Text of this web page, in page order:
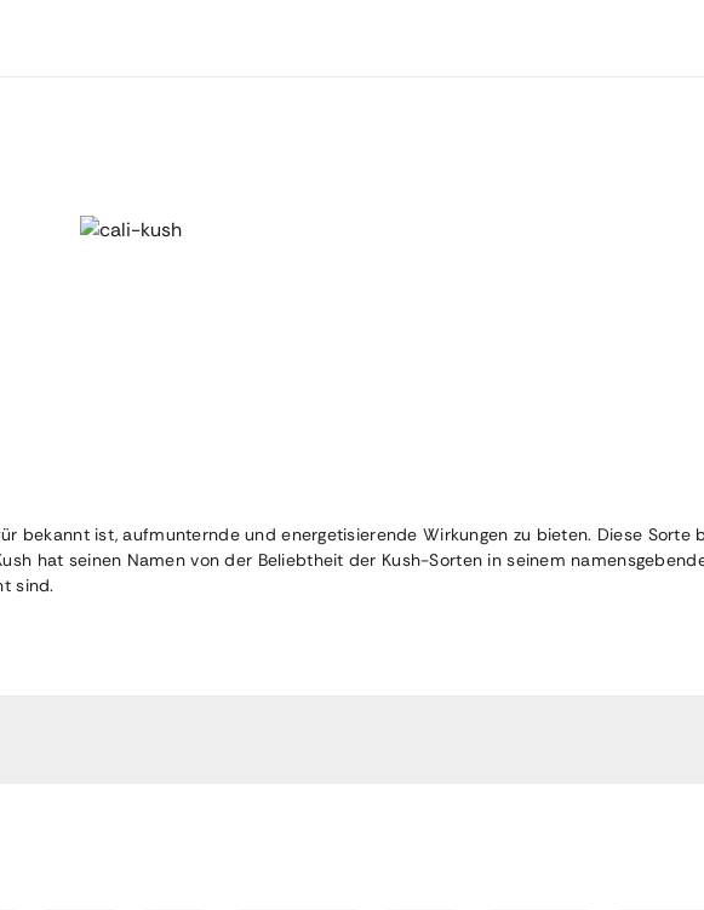
bekannt ist, aufmunternde und energetisierende Wirkungen zu bieten. Diese
hat seinen Namen von der Beliebtheit der Kush-Sorten in seinem
sind.